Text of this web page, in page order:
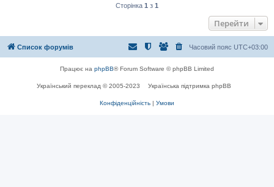
Сторінка 1 з 1
Перейти
Список форумів Часовий пояс UTC+03:00
Працює на phpBB® Forum Software © phpBB Limited
Український переклад © 2005-2023 Українська підтримка phpBB
Конфіденційність | Умови